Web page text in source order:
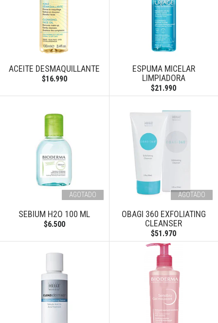
ACEITE DESMAQUILLANTE
$16.990
ESPUMA MICELAR
LIMPIADORA
$21.990
AGOTADO
SEBIUM H2O 100 ML
$6.500
AGOTADO
OBAGI 360 EXFOLIATING
CLEANSER
$51.970